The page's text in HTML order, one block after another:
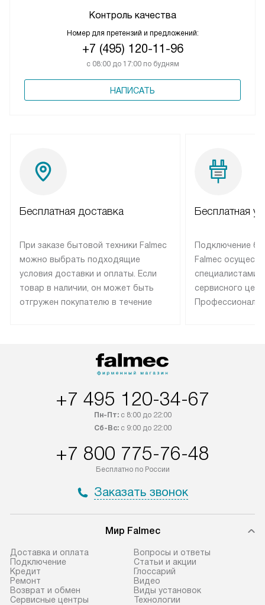
Контроль качества
Номер для претензий и предложений:
+7 (495) 120-11-96
с 08:00 до 17:00 по будням
НАПИСАТЬ
Бесплатная доставка
При заказе бытовой техники Falmec
можно выбрать подходящие
условия доставки и оплаты. Если
товар в наличии, он может быть
отгружен покупателю в течение
оплачивается дополнительно.
Возможна доставка товаров по
Бесплатная
Подключение
Falmec
специалистами
сервисного
+7 495 120-34-67
Пн-Пт:с 8:00 до 22:00
Сб-Вс:с 9:00 до 22:00
+7 800 775-76-48
Бесплатно по России
Заказать звонок
Мир Falmec
Доставка и оплата
Подключение
Кредит
Ремонт
Возврат и обмен
Сервисные центры
Вопросы и ответы
Статьи и акции
Глоссарий
Видео
Виды установок
Технологии